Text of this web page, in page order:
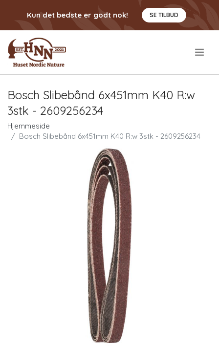
Kun det bedste er godt nok! SE TILBUD
Bosch Slibebånd 6x451mm K40 R:w
3stk - 2609256234
Hjemmeside
Bosch Slibebånd 6x451mm K40 R:w 3stk - 2609256234